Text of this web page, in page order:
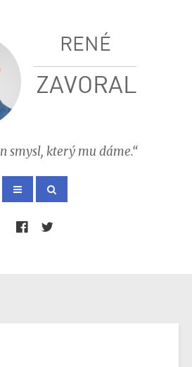
RENÉ
ZAVORAL
smysl, který mu dáme.“